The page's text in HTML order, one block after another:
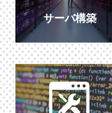
サーバ構築